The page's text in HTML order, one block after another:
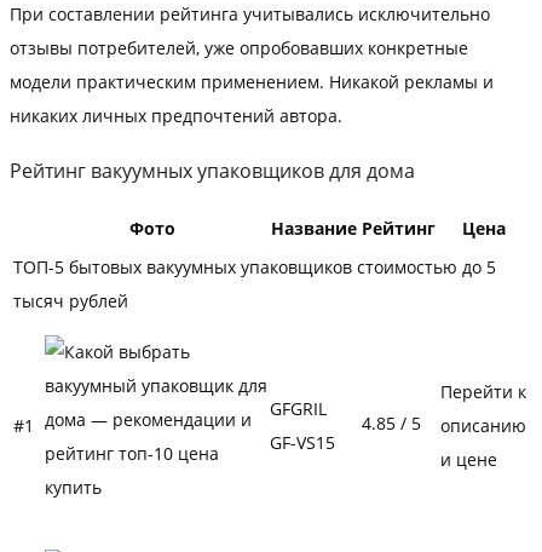
При составлении рейтинга учитывались исключительно
отзывы потребителей, уже опробовавших конкретные
модели практическим применением. Никакой рекламы и
никаких личных предпочтений автора.
Рейтинг вакуумных упаковщиков для дома
Фото Название Рейтинг
Цена
ТОП-5 бытовых вакуумных упаковщиков стоимостью до 5
тысяч рублей
#1
GFGRIL
GF-VS15
4.85 / 5
Перейти к
описанию
и цене